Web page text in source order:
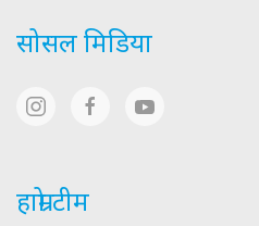
सोसल मिडिया
हाम्रो टीम